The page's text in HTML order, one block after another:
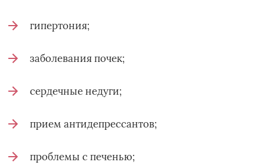
гипертония;
заболевания почек;
сердечные недуги;
прием антидепрессантов;
проблемы с печенью;